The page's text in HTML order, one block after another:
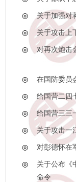
◎ 关于加强对
◎ 关于攻击上
◎ 对再次炮击
◎ 在国防委员
◎ 给国营二四
◎ 给国营三三
◎ 关于攻击一
◎ 对彭德怀在
◎
关于公布《
命令